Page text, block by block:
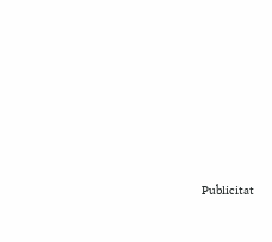
Publicitat